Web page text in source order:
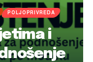
POLJOPRIVREDA
i